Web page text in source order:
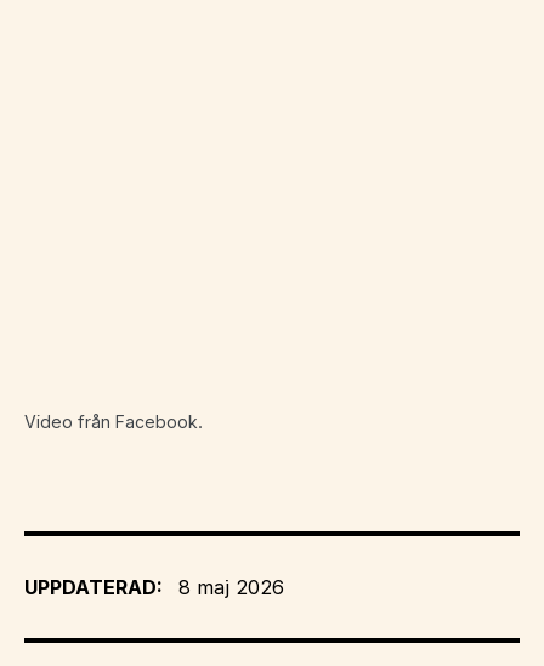
Video från Facebook.
UPPDATERAD: 8 maj 2026